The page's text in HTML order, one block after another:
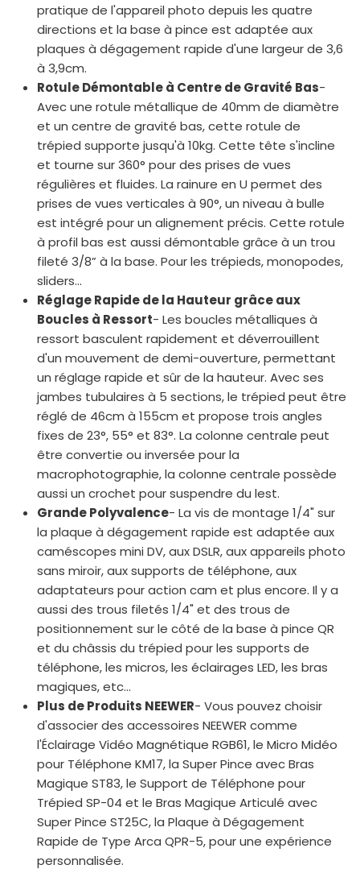
pratique de l'appareil photo depuis les quatre
directions et la base à pince est adaptée aux
plaques à dégagement rapide d'une largeur de 3,6
à 3,9cm.
Rotule Démontable à Centre de Gravité Bas-
Avec une rotule métallique de 40mm de diamètre
et un centre de gravité bas, cette rotule de
trépied supporte jusqu'à 10kg. Cette tête s'incline
et tourne sur 360° pour des prises de vues
régulières et fluides. La rainure en U permet des
prises de vues verticales à 90°, un niveau à bulle
est intégré pour un alignement précis. Cette rotule
à profil bas est aussi démontable grâce à un trou
fileté 3/8” à la base. Pour les trépieds, monopodes,
sliders...
Réglage Rapide de la Hauteur grâce aux
Boucles à Ressort- Les boucles métalliques à
ressort basculent rapidement et déverrouillent
d'un mouvement de demi-ouverture, permettant
un réglage rapide et sûr de la hauteur. Avec ses
jambes tubulaires à 5 sections, le trépied peut être
réglé de 46cm à 155cm et propose trois angles
fixes de 23°, 55° et 83°. La colonne centrale peut
être convertie ou inversée pour la
macrophotographie, la colonne centrale possède
aussi un crochet pour suspendre du lest.
Grande Polyvalence- La vis de montage 1/4" sur
la plaque à dégagement rapide est adaptée aux
caméscopes mini DV, aux DSLR, aux appareils photo
sans miroir, aux supports de téléphone, aux
adaptateurs pour action cam et plus encore. Il y a
aussi des trous filetés 1/4" et des trous de
positionnement sur le côté de la base à pince QR
et du châssis du trépied pour les supports de
téléphone, les micros, les éclairages LED, les bras
magiques, etc...
Plus de Produits NEEWER- Vous pouvez choisir
d'associer des accessoires NEEWER comme
l'Éclairage Vidéo Magnétique RGB61, le Micro Midéo
pour Téléphone KM17, la Super Pince avec Bras
Magique ST83, le Support de Téléphone pour
Trépied SP-04 et le Bras Magique Articulé avec
Super Pince ST25C, la Plaque à Dégagement
Rapide de Type Arca QPR-5, pour une expérience
personnalisée.